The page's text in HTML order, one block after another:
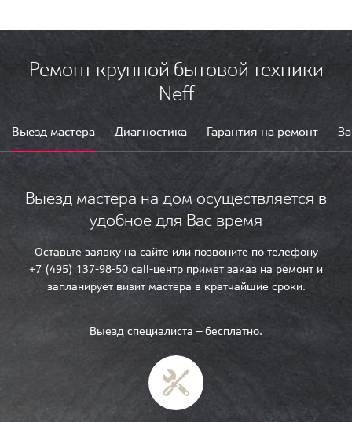
Ремонт крупной бытовой техники
Neff
Выезд мастера Диагностика Гарантия на ремонт
Выезд мастера на дом осуществляется в
удобное для Вас время
Оставьте заявку на сайте или позвоните по телефону
+7 (495) 137-98-50 call-центр примет заказ на ремонт и
запланирует визит мастера в кратчайшие сроки.
Выезд специалиста — бесплатно.